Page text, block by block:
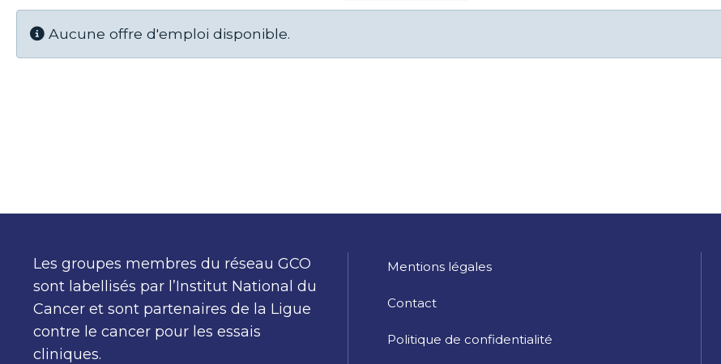
Aucune offre d'emploi disponible.
Les groupes membres du réseau GCO
sont labellisés par l’Institut National du
Cancer et sont partenaires de la Ligue
contre le cancer pour les essais
cliniques.
Mentions légales
Contact
Politique de confidentialité